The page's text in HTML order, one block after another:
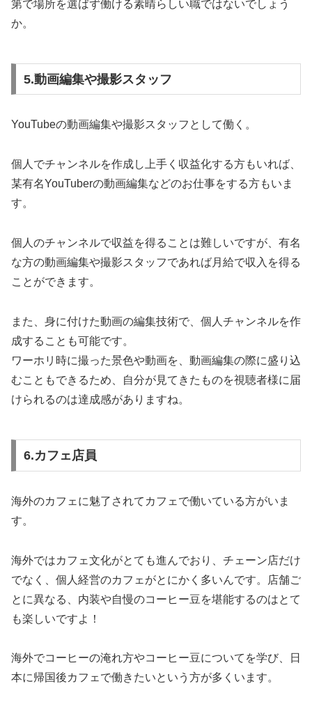
第で場所を選ばず働ける素晴らしい職ではないでしょう
か。
5.動画編集や撮影スタッフ
YouTubeの動画編集や撮影スタッフとして働く。
個人でチャンネルを作成し上手く収益化する方もいれば、
某有名YouTuberの動画編集などのお仕事をする方もいま
す。
個人のチャンネルで収益を得ることは難しいですが、有名
な方の動画編集や撮影スタッフであれば月給で収入を得る
ことができます。
また、身に付けた動画の編集技術で、個人チャンネルを作
成することも可能です。
ワーホリ時に撮った景色や動画を、動画編集の際に盛り込
むこともできるため、自分が見てきたものを視聴者様に届
けられるのは達成感がありますね。
6.カフェ店員
海外のカフェに魅了されてカフェで働いている方がいま
す。
海外ではカフェ文化がとても進んでおり、チェーン店だけ
でなく、個人経営のカフェがとにかく多いんです。店舗ご
とに異なる、内装や自慢のコーヒー豆を堪能するのはとて
も楽しいですよ！
海外でコーヒーの淹れ方やコーヒー豆についてを学び、日
本に帰国後カフェで働きたいという方が多くいます。